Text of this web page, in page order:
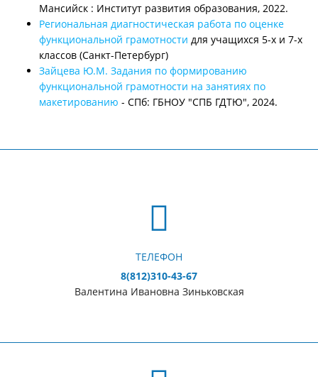
Мансийск : Институт развития образования, 2022.
Региональная диагностическая работа по оценке
функциональной грамотности для учащихся 5-х и 7-х
классов (Санкт-Петербург)
Зайцева Ю.М. Задания по формированию
функциональной грамотности на занятиях по
макетированию - СПб: ГБНОУ "СПБ ГДТЮ", 2024.
ТЕЛЕФОН
8(812)310-43-67
Валентина Ивановна Зиньковская